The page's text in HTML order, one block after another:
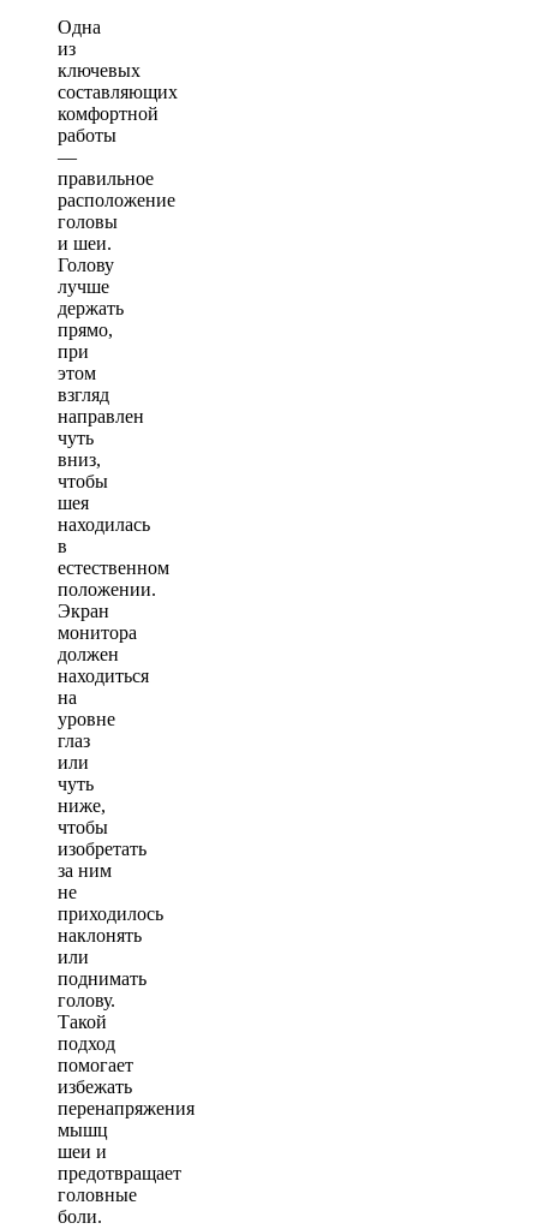
Одна
из
ключевых
составляющих
комфортной
работы
—
правильное
расположение
головы
и шеи.
Голову
лучше
держать
прямо,
при
этом
взгляд
направлен
чуть
вниз,
чтобы
шея
находилась
в
естественном
положении.
Экран
монитора
должен
находиться
на
уровне
глаз
или
чуть
ниже,
чтобы
изобретать
за ним
не
приходилось
наклонять
или
поднимать
голову.
Такой
подход
помогает
избежать
перенапряжения
мышц
шеи и
предотвращает
головные
боли.